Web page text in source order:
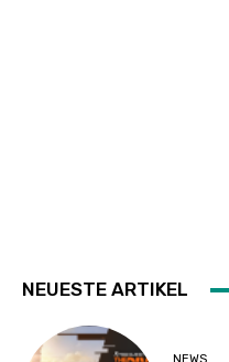
NEUESTE ARTIKEL
NEWS